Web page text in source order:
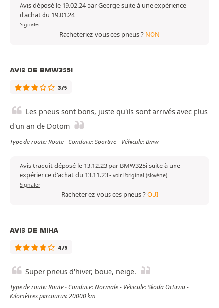
Avis déposé le 19.02.24 par George suite à une expérience
d'achat du 19.01.24
Signaler
Racheteriez-vous ces pneus ? NON
AVIS DE BMW325I
3/5
Les pneus sont bons, juste qu'ils sont arrivés avec plus
d'un an de Dotom
Type de route: Route - Conduite: Sportive - Véhicule: Bmw
Avis traduit déposé le 13.12.23 par BMW325i suite à une
expérience d'achat du 13.11.23- voir l'original (slovène)
Signaler
Racheteriez-vous ces pneus ?OUI
AVIS DE MIHA
4/5
Super pneus d'hiver, boue, neige.
Type de route: Route - Conduite: Normale - Véhicule: Škoda Octavia -
Kilomètres parcourus: 20000 km